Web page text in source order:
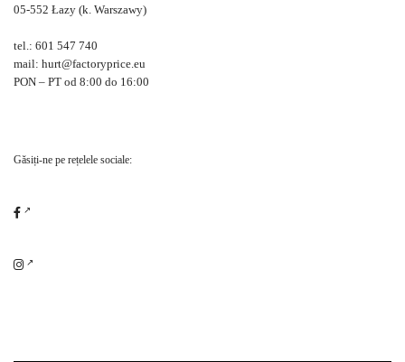
05-552 Łazy (k. Warszawy)
tel.: 601 547 740
mail: hurt@factoryprice.eu
PON – PT od 8:00 do 16:00
Găsiți-ne pe rețelele sociale: